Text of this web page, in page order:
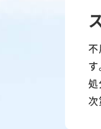
次